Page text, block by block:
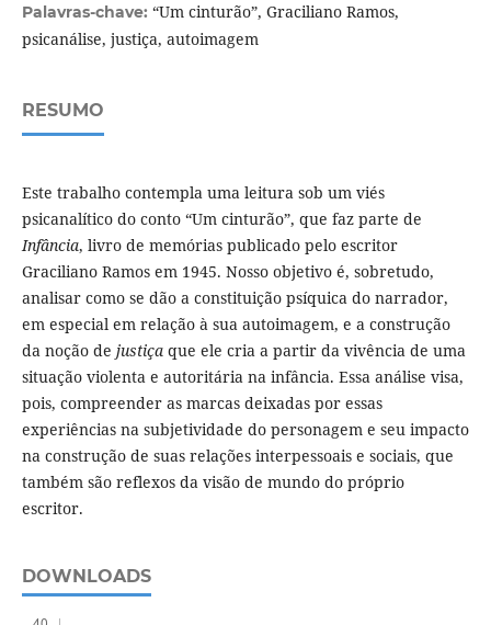
Palavras-chave: “Um cinturão”, Graciliano Ramos,
psicanálise, justiça, autoimagem
RESUMO
Este trabalho contempla uma leitura sob um viés
psicanalítico do conto “Um cinturão”, que faz parte de
Infância, livro de memórias publicado pelo escritor
Graciliano Ramos em 1945. Nosso objetivo é, sobretudo,
analisar como se dão a constituição psíquica do narrador,
em especial em relação à sua autoimagem, e a construção
da noção de justiça que ele cria a partir da vivência de uma
situação violenta e autoritária na infância. Essa análise visa,
pois, compreender as marcas deixadas por essas
experiências na subjetividade do personagem e seu impacto
na construção de suas relações interpessoais e sociais, que
também são reflexos da visão de mundo do próprio
escritor.
DOWNLOADS